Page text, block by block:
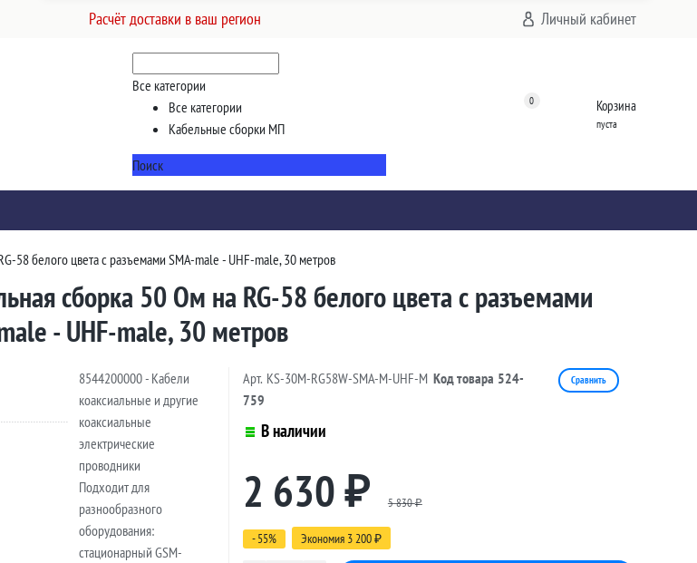
Расчёт доставки в ваш регион Личный кабинет
Все категории
Все категории
Кабельные сборки МП
Поиск
0 Корзина
пуста
58 белого цвета с разъемами SMA-male - UHF-male, 30 метров
сборка 50 Ом на RG-58 белого цвета с разъемами
- UHF-male, 30 метров
8544200000 - Кабели
коаксиальные и другие
коаксиальные
электрические
проводники
Подходит для
разнообразного
оборудования:
стационарный GSM-
Арт. KS-30M-RG58W-SMA-M-UHF-M Код товара 524-
759
Сравнить
В наличии
2 630 ₽ 5 830₽
- 55% Экономия 3 200 ₽